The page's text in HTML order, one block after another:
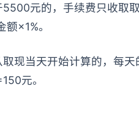
5500元的，手续费只收
×1%。
现当天开始计算的，每
元。